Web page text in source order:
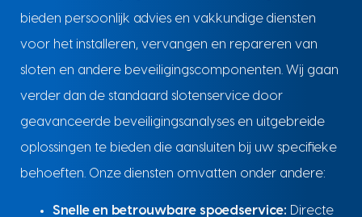
bieden persoonlijk advies en vakkundige diensten
voor het installeren, vervangen en repareren van
sloten en andere beveiligingscomponenten. Wij gaan
verder dan de standaard slotenservice door
geavanceerde beveiligingsanalyses en uitgebreide
oplossingen te bieden die aansluiten bij uw specifieke
behoeften. Onze diensten omvatten onder andere:
Snelle en betrouwbare spoedservice: Directe